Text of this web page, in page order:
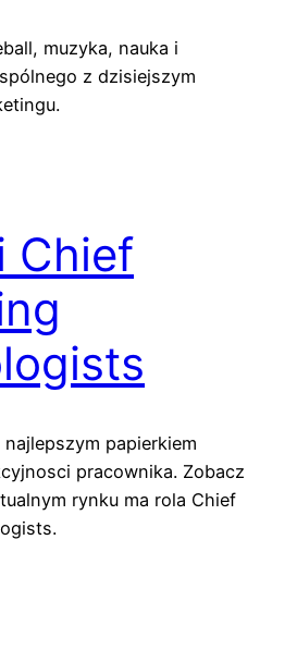
muzyka, nauka i
z dzisiejszym
Chief
papierkiem
pracownika. Zobacz
rynku ma rola Chief